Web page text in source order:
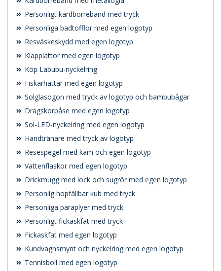
Personligt kardborreband med tryck
Personliga badtofflor med egen logotyp
Resväskeskydd med egen logotyp
Klapplattor med egen logotyp
Köp Labubu-nyckelring
Fiskarhattar med egen logotyp
Solglasögon med tryck av logotyp och bambubågar
Dragskorpåse med egen logotyp
Sol-LED-nyckelring med egen logotyp
Handtränare med tryck av logotyp
Resespegel med kam och egen logotyp
Vattenflaskor med egen logotyp
Drickmugg med lock och sugrör med egen logotyp
Personlig hopfällbar kub med tryck
Personliga paraplyer med tryck
Personligt fickaskfat med tryck
Fickaskfat med egen logotyp
Kundvagnsmynt och nyckelring med egen logotyp
Tennisboll med egen logotyp